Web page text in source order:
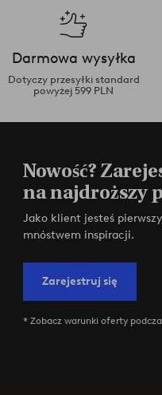
Darmowa wysyłka
Dotyczy przesyłki standard
powyżej 599 PLN
Nowość?
na najdroższy
Jako klient jesteś
mnóstwem inspiracji.
Zarejestruj się
* Zobacz warunki oferty